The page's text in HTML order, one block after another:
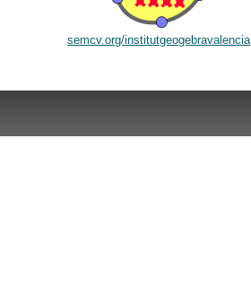
semcv.org/institutgeogebravalencia